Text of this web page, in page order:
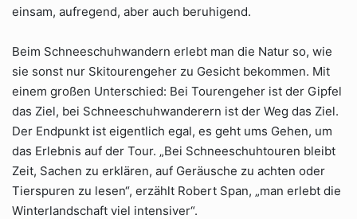
einsam, aufregend, aber auch beruhigend.
Beim Schneeschuhwandern erlebt man die Natur so, wie
sie sonst nur Skitourengeher zu Gesicht bekommen. Mit
einem großen Unterschied: Bei Tourengeher ist der Gipfel
das Ziel, bei Schneeschuhwanderern ist der Weg das Ziel.
Der Endpunkt ist eigentlich egal, es geht ums Gehen, um
das Erlebnis auf der Tour. „Bei Schneeschuhtouren bleibt
Zeit, Sachen zu erklären, auf Geräusche zu achten oder
Tierspuren zu lesen“, erzählt Robert Span, „man erlebt die
Winterlandschaft viel intensiver“.